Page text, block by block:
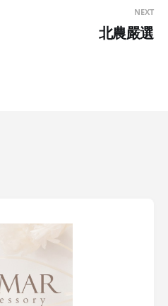
NEXT
北農嚴選